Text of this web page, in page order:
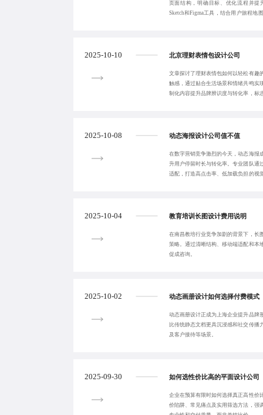
页面结构，明确目标、优化流程并提
Sketch和Figma工具，结合用户旅程地
2025-10-10 北京理财表情包设计公司
文章探讨了理财表情包如何以轻松有趣
触感，通过贴合生活场景和情绪共鸣实
制化内容提升品牌辨识度与转化率，标
2025-10-08 动态海报设计公司值不值
在数字营销竞争激烈的今天，动态海报
升用户停留时长与转化率。专业团队通
适配，打造高点击率、低加载负担的视
2025-10-04 教育培训长图设计费用说明
在南昌教培行业竞争加剧的背景下，长
策略。通过清晰结构、移动端适配和本
促成咨询。
2025-10-02 动态画册设计如何选择付费模式
动态画册设计正成为上海企业提升品牌
比传统静态文档更具沉浸感和社交传播
及客户接待等场景。
2025-09-30 如何选性价比高的平面设计公司
企业在预算有限时如何选择真正高性价
价陷阱、常见痛点及实用筛选方法，强